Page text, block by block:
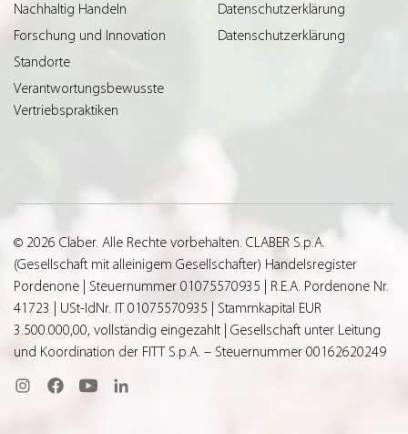
Nachhaltig Handeln
Forschung und Innovation
Standorte
Verantwortungsbewusste
Vertriebspraktiken
Datenschutzerklärung
Datenschutzerklärung
© 2026 Claber. Alle Rechte vorbehalten. CLABER S.p.A.
(Gesellschaft mit alleinigem Gesellschafter) Handelsregister
Pordenone | Steuernummer 01075570935 | R.E.A. Pordenone Nr.
41723 | USt-IdNr. IT 01075570935 | Stammkapital EUR
3.500.000,00, vollständig eingezahlt | Gesellschaft unter Leitung
und Koordination der FITT S.p.A. – Steuernummer 00162620249